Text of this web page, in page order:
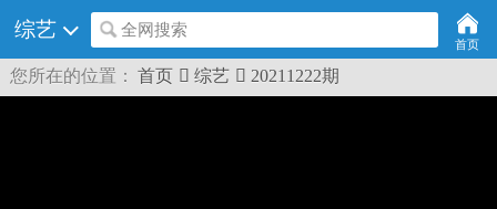
综艺 全网搜索
首页
您所在的位置： 首页  综艺  20211222期